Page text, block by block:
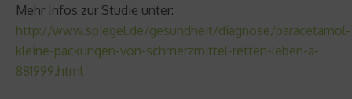
Mehr Infos zur Studie unter:
http://www.spiegel.de/gesundheit/diagnose/paracetamol-
kleine-packungen-von-schmerzmittel-retten-leben-a-
881999.html